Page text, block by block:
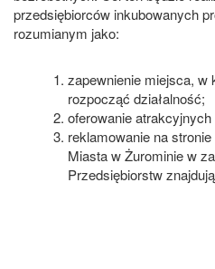
przedsiębiorców inkubowanych
rozumianym jako:
zapewnienie miejsca,
rozpocząć działalność;
oferowanie
reklamowanie na
Miasta w Żurominie w
Przedsiębiorstw